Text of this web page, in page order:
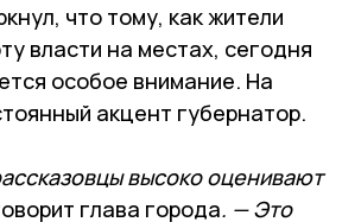
что тому, как жители
власти на местах, сегодня
особое внимание. На
акцент губернатор.
высоко оценивают
глава города. — Это